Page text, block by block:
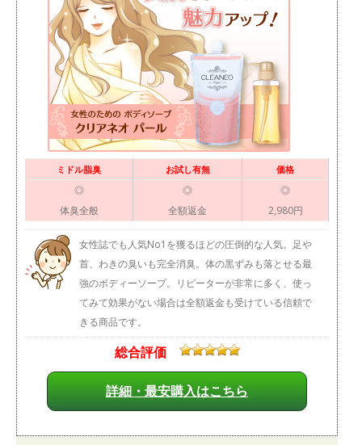
ミドル脂臭 お試し有無 価格
◎
体臭全般
◎
全額返金
◎
2,980円
女性誌でも人気No1を獲るほどの圧倒的な人気。足や
首、わきの臭いも完全消臭。体の黒ずみも落とせる最
強のボディーソープ。リピーターが非常に多く、使っ
てみて効果がない場合は全額返金も受けている信頼で
きる商品です。
総合評価
詳細・最安購入はこちら